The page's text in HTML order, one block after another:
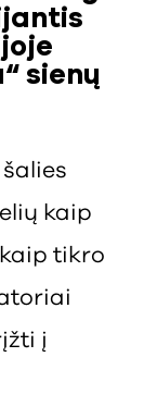
sienų
kaip
tikro
į